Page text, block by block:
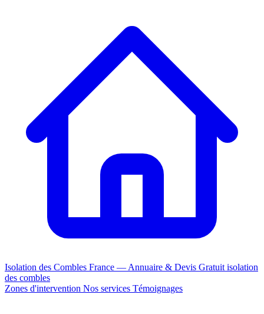
Isolation des Combles France — Annuaire & Devis Gratuit isolation
des combles
Zones d'intervention Nos services Témoignages